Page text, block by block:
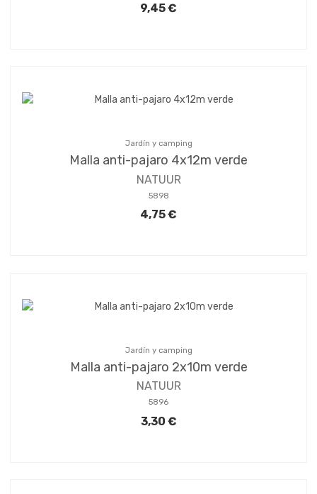
9,45 €
Jardín y camping
Malla anti-pajaro 4x12m verde
NATUUR
5898
4,75 €
Jardín y camping
Malla anti-pajaro 2x10m verde
NATUUR
5896
3,30 €